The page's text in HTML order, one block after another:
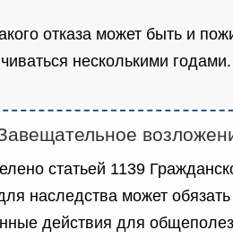
отказа может быть и
несколькими годами.
статьей 1139
наследства может
действия для